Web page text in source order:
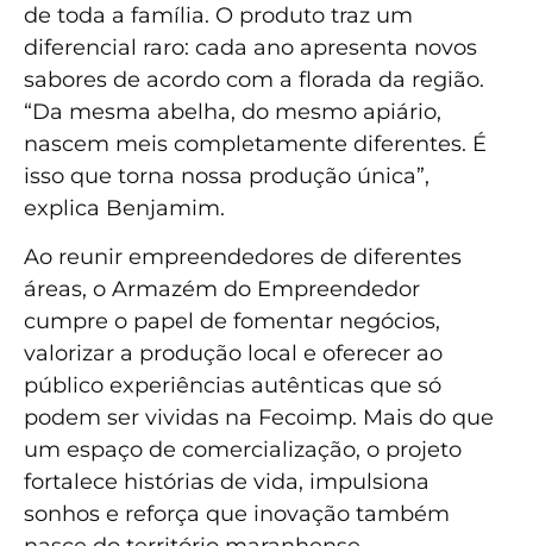
de toda a família. O produto traz um
diferencial raro: cada ano apresenta novos
sabores de acordo com a florada da região.
“Da mesma abelha, do mesmo apiário,
nascem meis completamente diferentes. É
isso que torna nossa produção única”,
explica Benjamim.
Ao reunir empreendedores de diferentes
áreas, o Armazém do Empreendedor
cumpre o papel de fomentar negócios,
valorizar a produção local e oferecer ao
público experiências autênticas que só
podem ser vividas na Fecoimp. Mais do que
um espaço de comercialização, o projeto
fortalece histórias de vida, impulsiona
sonhos e reforça que inovação também